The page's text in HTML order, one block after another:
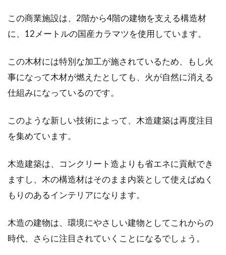
この商業施設は、2階から4階の建物を支える構造材
に、12メートルの国産カラマツを使用しています。
この木材には特別な加工が施されているため、もし火
事になって木材が燃えたとしても、火が自然に消える
仕組みになっているのです。
このような新しい技術によって、木造建築は再度注目
を集めています。
木造建築は、コンクリート造よりも省エネに貢献でき
ますし、木の構造材はそのまま内装として使えばぬく
もりのあるインテリアになります。
木造の建物は、環境にやさしい建物としてこれからの
時代、さらに注目されていくことになるでしょう。